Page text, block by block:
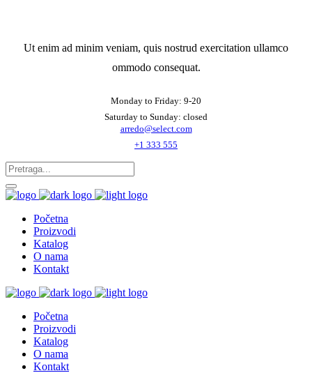
Ut enim ad minim veniam, quis nostrud exercitation ullamco
ommodo consequat.
Monday to Friday: 9-20
Saturday to Sunday: closed
arredo@select.com
+1 333 555
Početna
Proizvodi
Katalog
O nama
Kontakt
Početna
Proizvodi
Katalog
O nama
Kontakt